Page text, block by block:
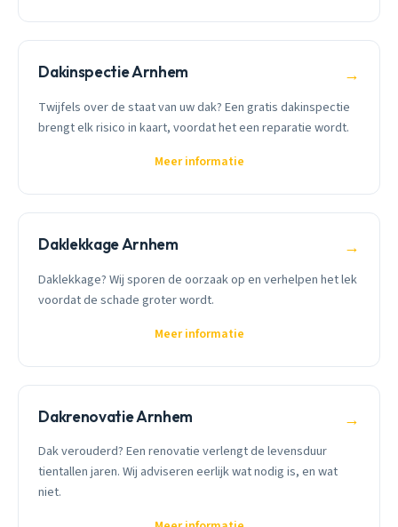
Dakinspectie Arnhem →
Twijfels over de staat van uw dak? Een gratis dakinspectie
brengt elk risico in kaart, voordat het een reparatie wordt.
Meer informatie
Daklekkage Arnhem →
Daklekkage? Wij sporen de oorzaak op en verhelpen het lek
voordat de schade groter wordt.
Meer informatie
Dakrenovatie Arnhem →
Dak verouderd? Een renovatie verlengt de levensduur
tientallen jaren. Wij adviseren eerlijk wat nodig is, en wat
niet.